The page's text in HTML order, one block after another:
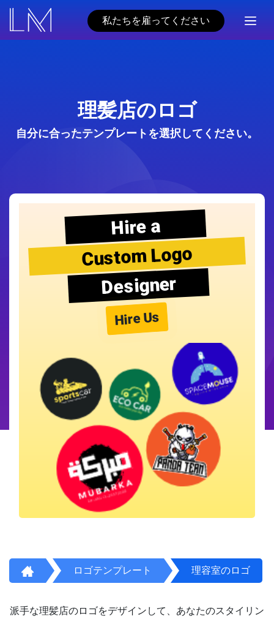
私たちを雇ってください
理髪店のロゴ
自分に合ったテンプレートを選択してください。
Hire a
Custom Logo
Designer
Hire Us
ロゴテンプレート 理容室のロゴ
派手な理髪店のロゴをデザインして、あなたのスタイリン